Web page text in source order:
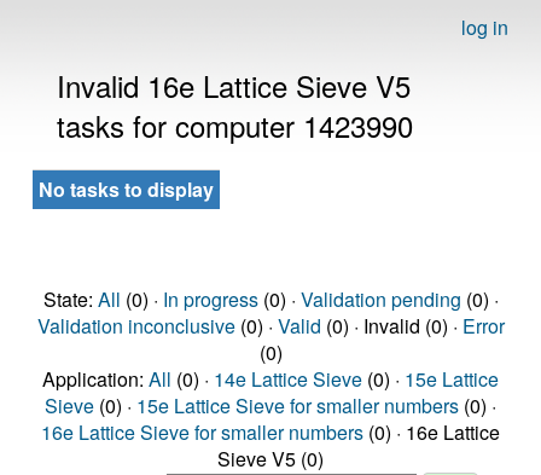
log in
Invalid 16e Lattice Sieve V5
tasks for computer 1423990
No tasks to display
State: All (0) · In progress(0) · Validation pending (0) ·
Validation inconclusive(0) · Valid (0) · Invalid (0) · Error
(0)
Application: All (0) · 14e Lattice Sieve (0) · 15e Lattice
Sieve (0) · 15e Lattice Sieve for smaller numbers (0) ·
16e Lattice Sieve for smaller numbers (0) · 16e Lattice
Sieve V5 (0)